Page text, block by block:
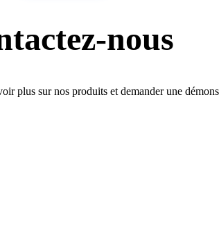
nous
plus sur nos produits et demander une